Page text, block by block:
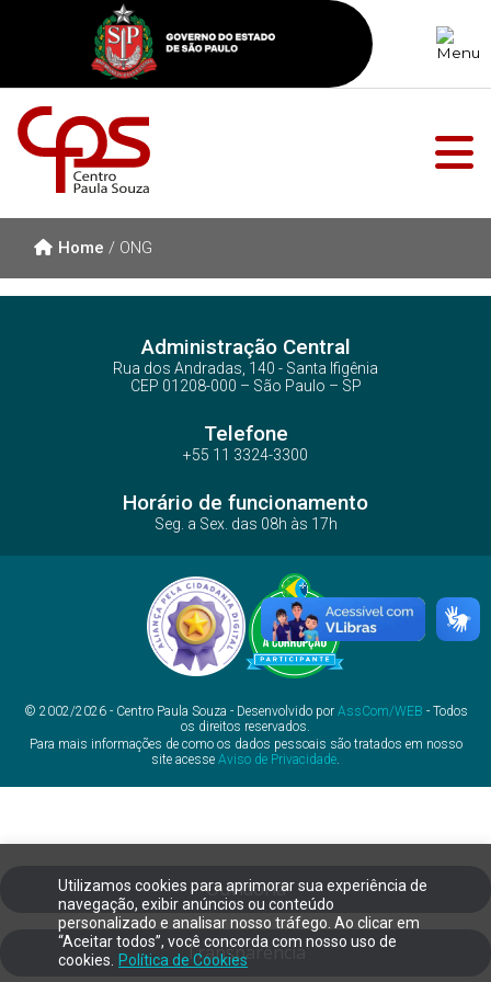
Utilizamos cookies para aprimorar sua experiência de
navegação, exibir anúncios ou conteúdo
personalizado e analisar nosso tráfego. Ao clicar em
“Aceitar todos”, você concorda com nosso uso de
cookies.
Política de Cookies
Home / ONG
Administração Central
Rua dos Andradas, 140 - Santa Ifigênia
CEP 01208-000 – São Paulo – SP
Telefone
+55 11 3324-3300
Horário de funcionamento
Seg. a Sex. das 08h às 17h
© 2002/2026 - Centro Paula Souza - Desenvolvido por AssCom/WEB - Todos
os direitos reservados.
Para mais informações de como os dados pessoais são tratados em nosso
site acesse Aviso de Privacidade.
Ouvidoria
Transparência